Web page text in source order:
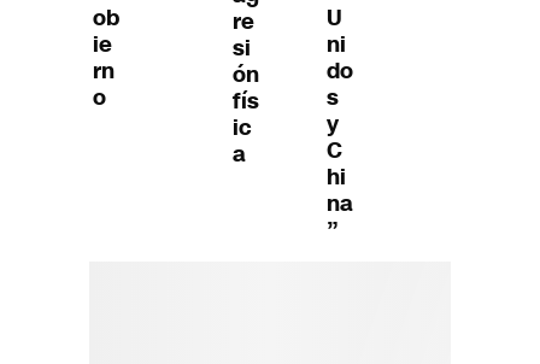
ob
ie
rn
o
re
si
ón
fís
ic
a
U
ni
do
s
y
C
hi
na
”